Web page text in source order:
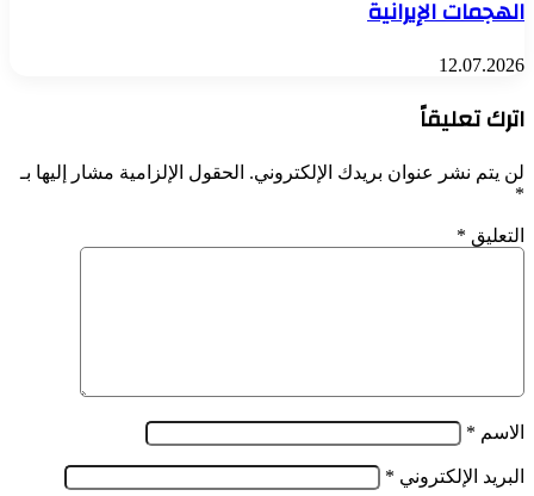
الهجمات الإيرانية
12.07.2026
اترك تعليقاً
لن يتم نشر عنوان بريدك الإلكتروني. الحقول الإلزامية مشار إليها بـ
*
التعليق *
الاسم *
البريد الإلكتروني *